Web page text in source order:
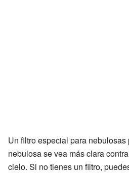
Un filtro especial para
nebulosa se vea más clara
cielo. Si no tienes un filtro,